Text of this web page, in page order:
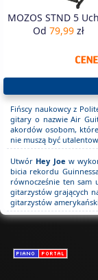
Od 79,99zł
Fińscy naukowcy z
gitary o nazwie Air
akordów osobom,
nie muszą być
Utwór Hey Joe w
bicia rekordu
równocześnie ten sam
gitarzystów grających
gitarzystów